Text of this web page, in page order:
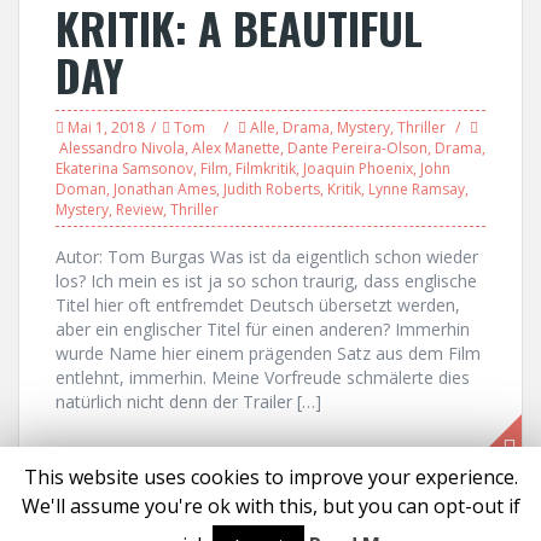
KRITIK: A BEAUTIFUL
DAY
Mai 1, 2018 Tom Alle, Drama, Mystery, Thriller
Alessandro Nivola, Alex Manette, Dante Pereira-Olson, Drama,
Ekaterina Samsonov, Film, Filmkritik, Joaquin Phoenix, John
Doman, Jonathan Ames, Judith Roberts, Kritik, Lynne Ramsay,
Mystery, Review, Thriller
Autor: Tom Burgas Was ist da eigentlich schon wieder
los? Ich mein es ist ja so schon traurig, dass englische
Titel hier oft entfremdet Deutsch übersetzt werden,
aber ein englischer Titel für einen anderen? Immerhin
wurde Name hier einem prägenden Satz aus dem Film
entlehnt, immerhin. Meine Vorfreude schmälerte dies
natürlich nicht denn der Trailer […]
Proudly powered by WordPress |Theme: Solon by aThemes
This website uses cookies to improve your experience.
We'll assume you're ok with this, but you can opt-out if